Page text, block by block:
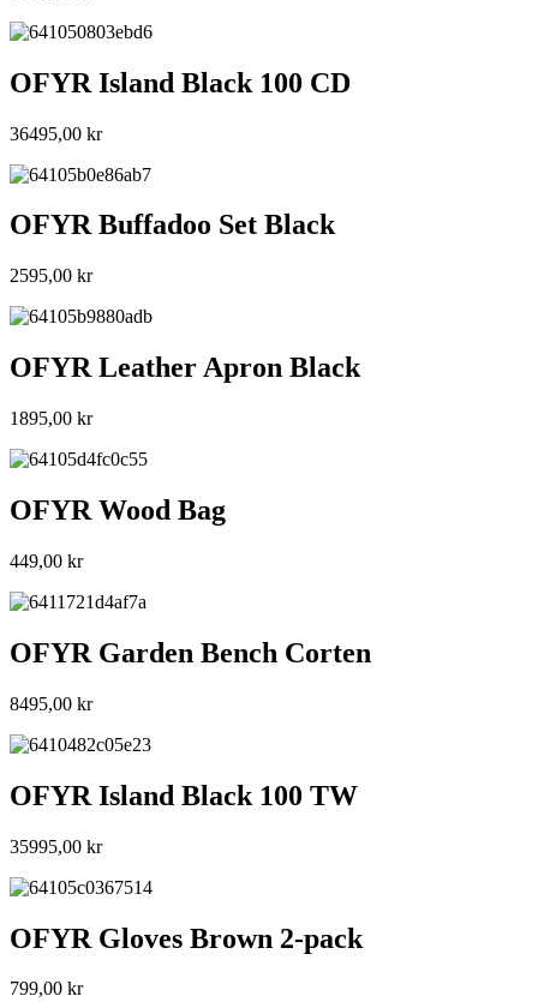
OFYR Island Black 100 CD
36495,00 kr
OFYR Buffadoo Set Black
2595,00 kr
OFYR Leather Apron Black
1895,00 kr
OFYR Wood Bag
449,00 kr
OFYR Garden Bench Corten
8495,00 kr
OFYR Island Black 100 TW
35995,00 kr
OFYR Gloves Brown 2-pack
799,00 kr